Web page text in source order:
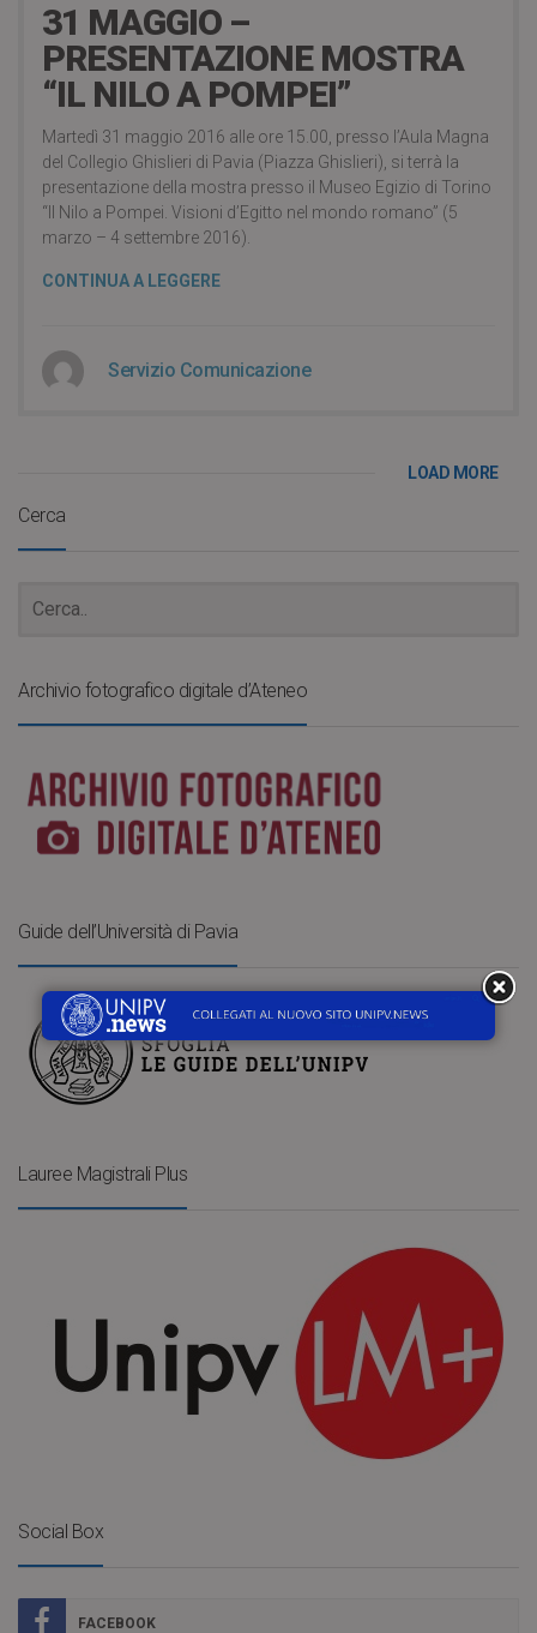
31 MAGGIO –
PRESENTAZIONE MOSTRA
“IL NILO A POMPEI”
Martedì 31 maggio 2016 alle ore 15.00, presso l’Aula Magna
del Collegio Ghislieri di Pavia (Piazza Ghislieri), si terrà la
presentazione della mostra presso il Museo Egizio di Torino
“Il Nilo a Pompei. Visioni d’Egitto nel mondo romano” (5
marzo – 4 settembre 2016).
CONTINUA A LEGGERE
Servizio Comunicazione
LOAD MORE
Cerca
Archivio fotografico digitale d’Ateneo
Guide dell’Università di Pavia
Lauree Magistrali Plus
Social Box
FACEBOOK